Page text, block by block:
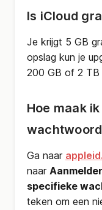
Is iCloud
Je krijgt 5 GB
opslag kun je
200 GB of 2 TB
Hoe maak
Ga naar
naar
specifieke
teken om een